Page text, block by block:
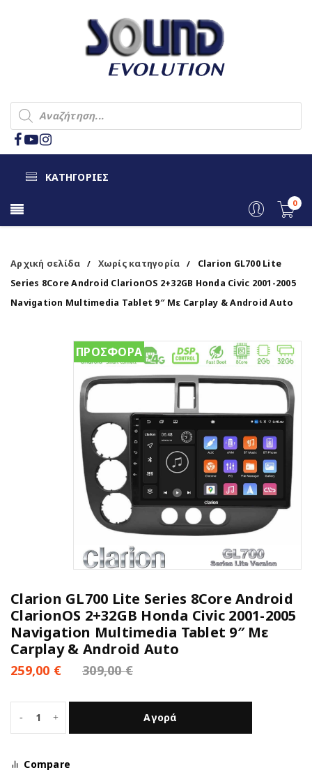
ΚΑΤΗΓΟΡΙΕΣ
0
Αρχική σελίδα / Χωρίς κατηγορία /
Clarion GL700 Lite
Series 8Core Android ClarionOS 2+32GB Honda Civic 2001-2005
Navigation Multimedia Tablet 9″ Με Carplay & Android Auto
ΠΡΟΣΦΟΡΑ
Clarion GL700 Lite Series 8Core Android
ClarionOS 2+32GB Honda Civic 2001-2005
Navigation Multimedia Tablet 9″ Με
Carplay & Android Auto
309,00€
259,00 €
Αγορά
Compare